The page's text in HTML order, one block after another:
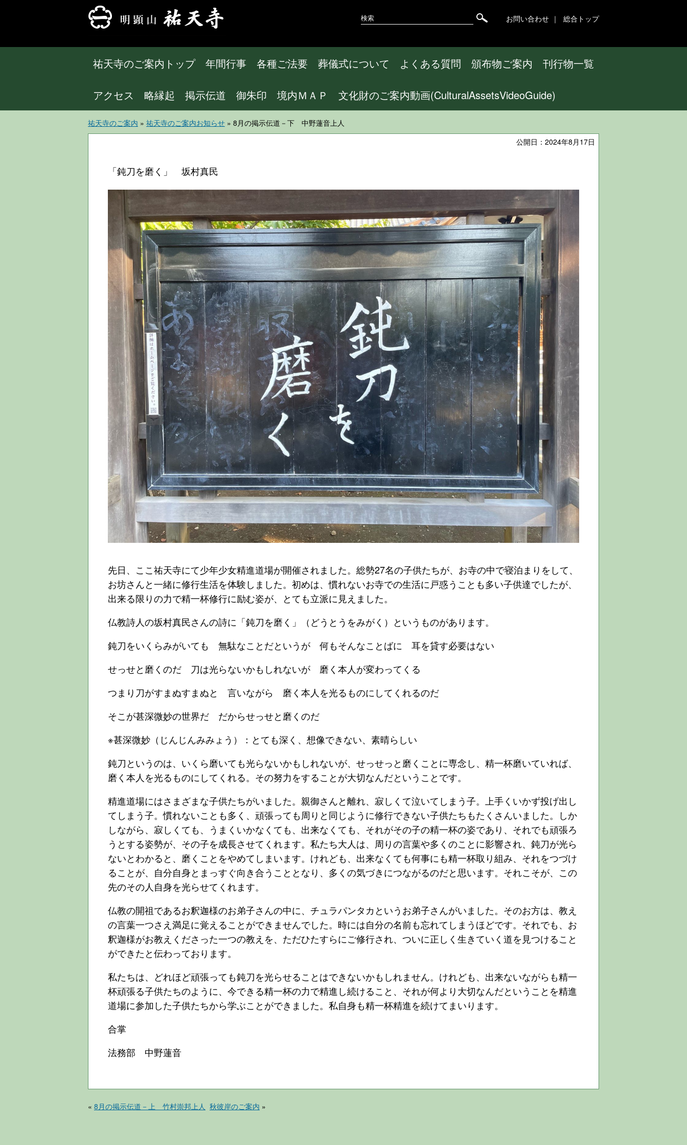
お問い合わせ 総合トップ
祐天寺のご案内トップ 年間行事 各種ご法要 葬儀式について よくある質問 頒布物ご案内 刊行物一覧
アクセス 略縁起 掲示伝道 御朱印 境内ＭＡＰ 文化財のご案内動画(CulturalAssetsVideoGuide)
祐天寺のご案内 » 祐天寺のご案内お知らせ » 8月の掲示伝道－下 中野蓮音上人
公開日：2024年8月17日
「鈍刀を磨く」 坂村真民
先日、ここ祐天寺にて少年少女精進道場が開催されました。総勢27名の子供たちが、お寺の中で寝泊まりをして、
お坊さんと一緒に修行生活を体験しました。初めは、慣れないお寺での生活に戸惑うことも多い子供達でしたが、
出来る限りの力で精一杯修行に励む姿が、とても立派に見えました。
仏教詩人の坂村真民さんの詩に「鈍刀を磨く」（どうとうをみがく）というものがあります。
鈍刀をいくらみがいても 無駄なことだというが 何もそんなことばに 耳を貸す必要はない
せっせと磨くのだ 刀は光らないかもしれないが 磨く本人が変わってくる
つまり刀がすまぬすまぬと 言いながら 磨く本人を光るものにしてくれるのだ
そこが甚深微妙の世界だ だからせっせと磨くのだ
※甚深微妙（じんじんみみょう）：とても深く、想像できない、素晴らしい
鈍刀というのは、いくら磨いても光らないかもしれないが、せっせっと磨くことに専念し、精一杯磨いていれば、
磨く本人を光るものにしてくれる。その努力をすることが大切なんだということです。
精進道場にはさまざまな子供たちがいました。親御さんと離れ、寂しくて泣いてしまう子。上手くいかず投げ出し
てしまう子。慣れないことも多く、頑張っても周りと同じように修行できない子供たちもたくさんいました。しか
しながら、寂しくても、うまくいかなくても、出来なくても、それがその子の精一杯の姿であり、それでも頑張ろ
うとする姿勢が、その子を成長させてくれます。私たち大人は、周りの言葉や多くのことに影響され、鈍刀が光ら
ないとわかると、磨くことをやめてしまいます。けれども、出来なくても何事にも精一杯取り組み、それをつづけ
ることが、自分自身とまっすぐ向き合うこととなり、多くの気づきにつながるのだと思います。それこそが、この
先のその人自身を光らせてくれます。
仏教の開祖であるお釈迦様のお弟子さんの中に、チュラパンタカというお弟子さんがいました。そのお方は、教え
の言葉一つさえ満足に覚えることができませんでした。時には自分の名前も忘れてしまうほどです。それでも、お
釈迦様がお教えくださった一つの教えを、ただひたすらにご修行され、ついに正しく生きていく道を見つけること
ができたと伝わっております。
私たちは、どれほど頑張っても鈍刀を光らせることはできないかもしれません。けれども、出来ないながらも精一
杯頑張る子供たちのように、今できる精一杯の力で精進し続けること、それが何より大切なんだということを精進
道場に参加した子供たちから学ぶことができました。私自身も精一杯精進を続けてまいります。
合掌
法務部 中野蓮音
« 8月の掲示伝道－上 竹村崇邦上人 秋彼岸のご案内 »